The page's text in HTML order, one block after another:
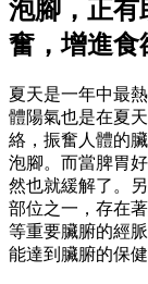
泡腳，正有
奮，增進食
夏天是一年中最
體陽氣也是在夏
絡，振奮人體的
泡腳。而當脾胃
然也就緩解了。
部位之一，存在
等重要臟腑的經
能達到臟腑的保健